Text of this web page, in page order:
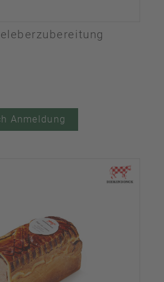
Anmeldung